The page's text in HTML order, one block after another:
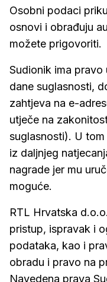
Osobni podaci
osnovi i obrađuju
možete prigovoriti.
Sudionik ima
dane suglasnosti,
zahtjeva na e-
utječe na
suglasnosti). U
iz daljnjeg
nagrade jer mu
moguće.
RTL Hrvatska
pristup, ispravak i
podataka, kao i
obradu i pravo na
Navedena prava